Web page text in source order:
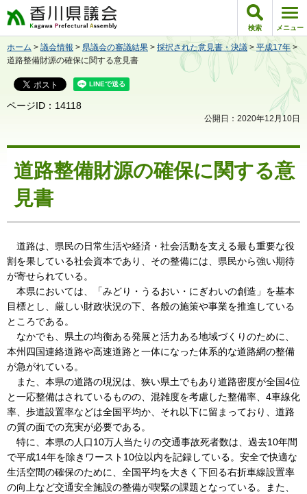
香川県議会 検索 メニュー
ホーム > 議会情報 > 県議会の審議結果 > 採択された意見書・決議 > 平成17年 >
道路整備財源の確保に関する意見書
ページID：14118
公開日：2020年12月10日
道路整備財源の確保に関する意
見書
道路は、県民の日常生活や経済・社会活動を支える最も重要な役
割を果している社会資本であり、その整備には、県民から強い期待
が寄せられている。
本県においては、「みどり・うるおい・にぎわいの創造」を基本
目標とし、厳しい財政状況の下、各般の施策や事業を推進している
ところである。
なかでも、県土の均衡ある発展と活力ある地域づくりのために、
本州四国連絡道路や高速道路と一体になった体系的な道路網の整備
が急がれている。
また、本県の道路の現況は、狭い県土でもあり道路密度が全国4位
と一応整備はされているものの、混雑度を考慮した整備率、4車線化
率、歩道設置率などは全国平均か、それ以下に留まっており、道路
の質の面での充実が必要である。
特に、本県の人口10万人当たりの交通事故死者数は、過去10年間
で平成14年を除きワースト10位以内を記録している。安全で快適な
生活空間の確保のために、全国平均を大きく下回る右折車線設置率
の向上など交通安全施設の整備が喫緊の課題となっている。また、